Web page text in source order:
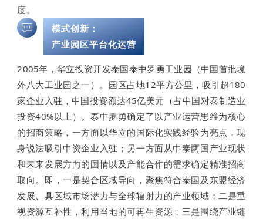
度。
模式创新：
产业园区平台化运营
2005年，华立投资开发泰国泰中罗勇工业园（中国首批境
外八大工业园之一）。园区占地12平方公里，吸引超180
家企业入驻，中国投资额达45亿美元（占中国对泰制造业
投资40%以上）。泰中罗勇确定了以产业运营思维为核心
的招商策略，一方面以华立的国际化实践经验为亮点，现
身说法吸引中资企业入驻；另一方面从中泰两国产业现状
和未来发展方向的国情以及产能合作的需求确定精准招商
取向。即，一是契合区域导向，聚焦符合泰国及东盟经济
发展、具区域市场潜力与全球辐射力的产业领域；二是重
视资源互补性，利用当地的可再生资源；三是围绕产业链